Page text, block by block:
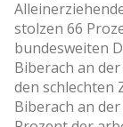
stolzen 66
bundesweiten
Biberach an
den schlechten
Biberach an